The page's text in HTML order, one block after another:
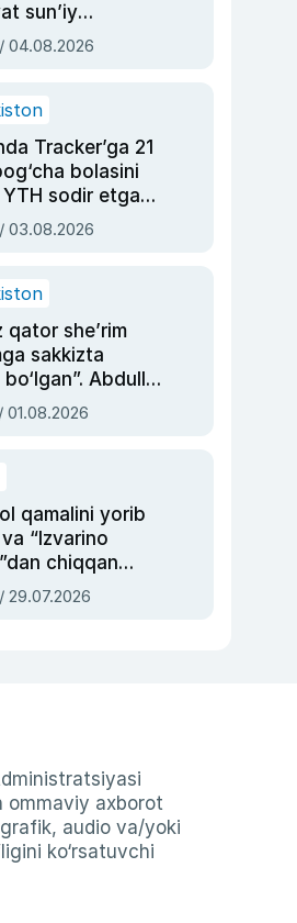
sun’iy
boshqara
xavotir
04.08.2026
Tracker’ga 21
bolasini
sodir etgan
hukmi o‘qildi
03.08.2026
qator she’rim
sakkizta
Abdulla
siyosiy
asrab
01.08.2026
qamalini yorib
“Izvarino
chiqqan
— Ukraina
bosh
29.07.2026
ommaviy axborot
audio va/yoki
ko‘rsatuvchi